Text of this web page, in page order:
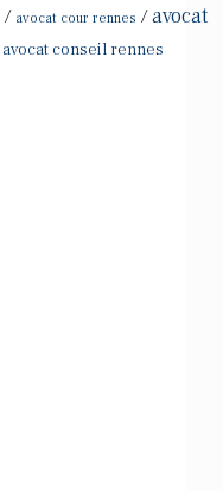
/ avocat cour rennes /avocat
avocat conseil rennes